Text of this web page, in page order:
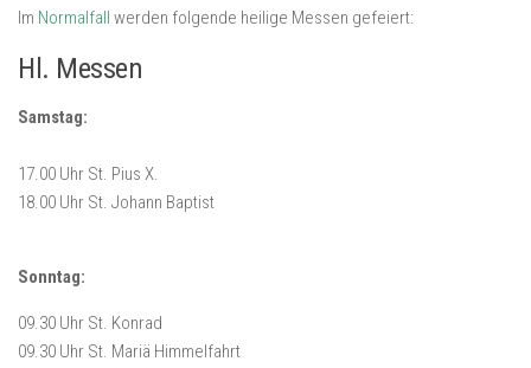
Im Normalfall werden folgende heilige Messen gefeiert:
Hl. Messen
Samstag:
17.00 Uhr St. Pius X.
18.00 Uhr St. Johann Baptist
Sonntag:
09.30 Uhr St. Konrad
09.30 Uhr St. Mariä Himmelfahrt